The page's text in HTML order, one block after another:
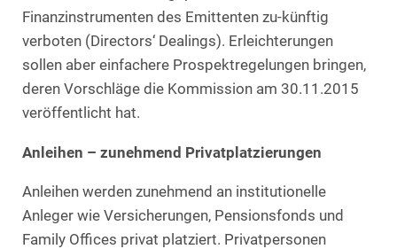
Finanzinstrumenten des Emittenten zu-künftig
verboten (Directors‘ Dealings). Erleichterungen
sollen aber einfachere Prospektregelungen bringen,
deren Vorschläge die Kommission am 30.11.2015
veröffentlicht hat.
Anleihen – zunehmend Privatplatzierungen
Anleihen werden zunehmend an institutionelle
Anleger wie Versicherungen, Pensionsfonds und
Family Offices privat platziert. Privatpersonen